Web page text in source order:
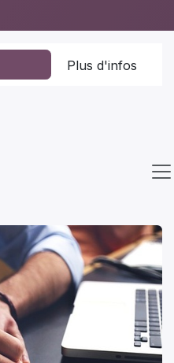
Plus d'infos